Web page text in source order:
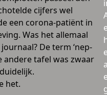
cijfers wel
een corona-patiënt in
Was het allemaal
De term ‘nep-
andere tafel was zwaar
het.